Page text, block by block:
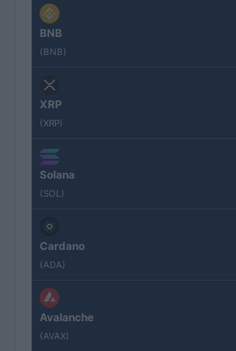
BNB
(BNB)
XRP
(XRP)
Solana
(SOL)
Cardano
(ADA)
Avalanche
(AVAX)